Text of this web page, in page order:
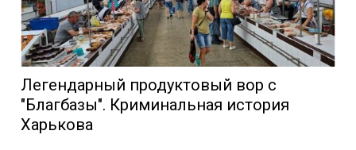
Легендарный продуктовый вор с
"Благбазы". Криминальная история
Харькова